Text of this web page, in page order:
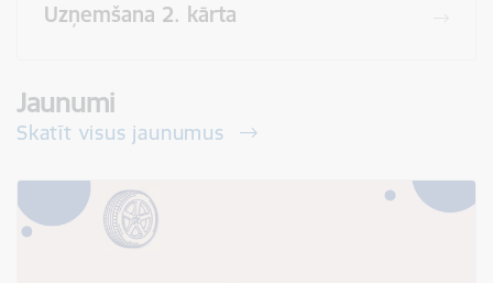
Uzņemšana 2. kārta
Jaunumi
Skatīt visus jaunumus